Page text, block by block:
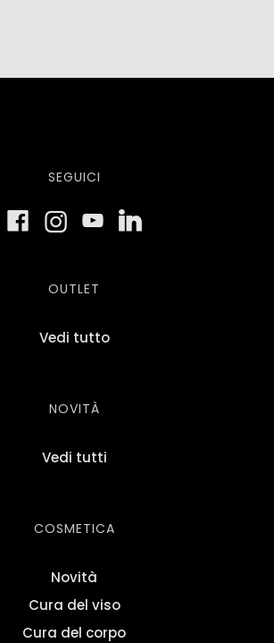
SEGUICI
OUTLET
Vedi tutto
NOVITÀ
Vedi tutti
COSMETICA
Novità
Cura del viso
Cura del corpo